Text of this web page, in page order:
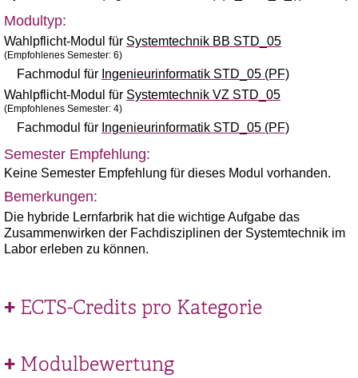
Modultyp:
Wahlpflicht-Modul für Systemtechnik BB STD_05
(Empfohlenes Semester: 6)
Fachmodul für Ingenieurinformatik STD_05 (PF)
Wahlpflicht-Modul für Systemtechnik VZ STD_05
(Empfohlenes Semester: 4)
Fachmodul für Ingenieurinformatik STD_05 (PF)
Semester Empfehlung:
Keine Semester Empfehlung für dieses Modul vorhanden.
Bemerkungen:
Die hybride Lernfarbrik hat die wichtige Aufgabe das
Zusammenwirken der Fachdisziplinen der Systemtechnik im
Labor erleben zu können.
ECTS-Credits pro Kategorie
Modulbewertung